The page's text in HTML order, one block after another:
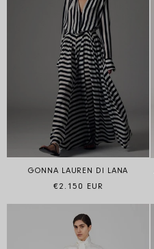
GONNA LAUREN DI LANA
Prezzo di listino
€2.150 EUR